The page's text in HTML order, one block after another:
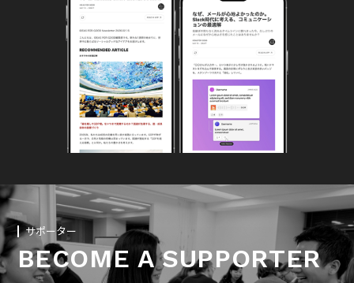
サポーター
BECOME A SUPPORTER